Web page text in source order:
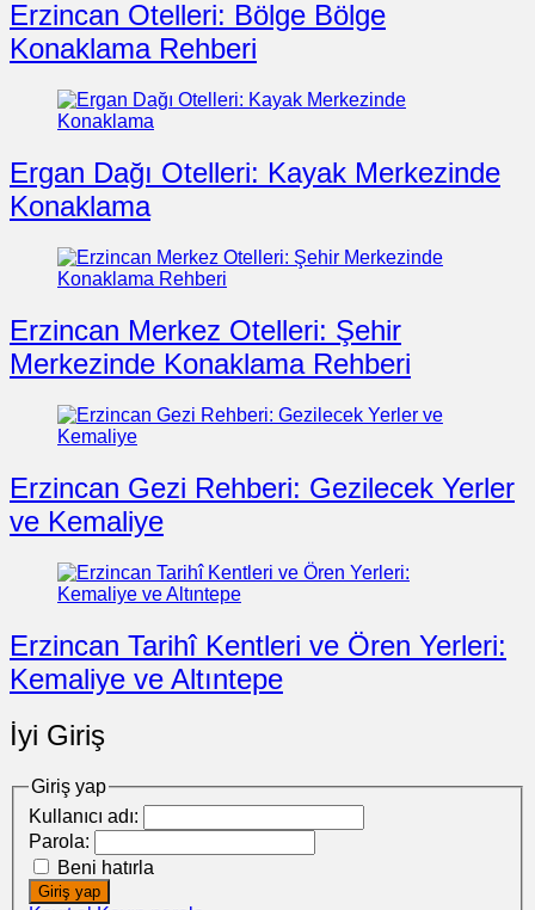
Erzincan Otelleri: Bölge Bölge
Konaklama Rehberi
Ergan Dağı Otelleri: Kayak Merkezinde
Konaklama
Erzincan Merkez Otelleri: Şehir
Merkezinde Konaklama Rehberi
Erzincan Gezi Rehberi: Gezilecek Yerler
ve Kemaliye
Erzincan Tarihî Kentleri ve Ören Yerleri:
Kemaliye ve Altıntepe
İyi Giriş
Giriş yap
Kullanıcı adı:
Parola:
Beni hatırla
Giriş yap